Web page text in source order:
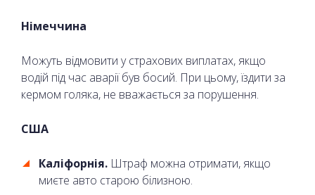
Німеччина
Можуть відмовити у страхових виплатах, якщо
водій під час аварії був босий. При цьому, їздити за
кермом голяка, не вважається за порушення.
США
Каліфорнія. Штраф можна отримати, якщо
миєте авто старою білизною.